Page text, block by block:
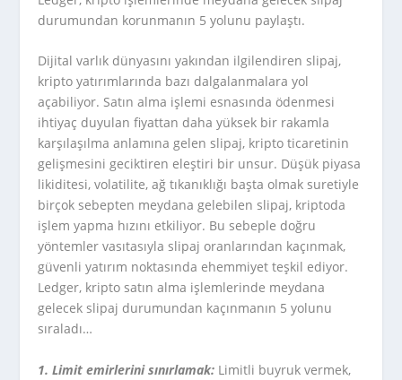
durumundan korunmanın 5 yolunu paylaştı.
Dijital varlık dünyasını yakından ilgilendiren slipaj,
kripto yatırımlarında bazı dalgalanmalara yol
açabiliyor. Satın alma işlemi esnasında ödenmesi
ihtiyaç duyulan fiyattan daha yüksek bir rakamla
karşılaşılma anlamına gelen slipaj, kripto ticaretinin
gelişmesini geciktiren eleştiri bir unsur. Düşük piyasa
likiditesi, volatilite, ağ tıkanıklığı başta olmak suretiyle
birçok sebepten meydana gelebilen slipaj, kriptoda
işlem yapma hızını etkiliyor. Bu sebeple doğru
yöntemler vasıtasıyla slipaj oranlarından kaçınmak,
güvenli yatırım noktasında ehemmiyet teşkil ediyor.
Ledger, kripto satın alma işlemlerinde meydana
gelecek slipaj durumundan kaçınmanın 5 yolunu
sıraladı…
1. Limit emirlerini sınırlamak: Limitli buyruk vermek,